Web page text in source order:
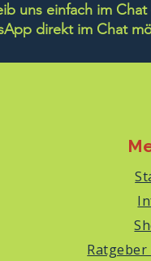
uns einfach im
direkt im Chat
Ratgeber